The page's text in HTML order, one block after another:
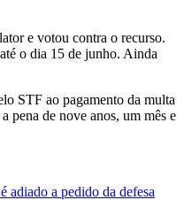
e votou contra o recurso.
o dia 15 de junho. Ainda
STF ao pagamento da multa
pena de nove anos, um mês e
adiado a pedido da defesa